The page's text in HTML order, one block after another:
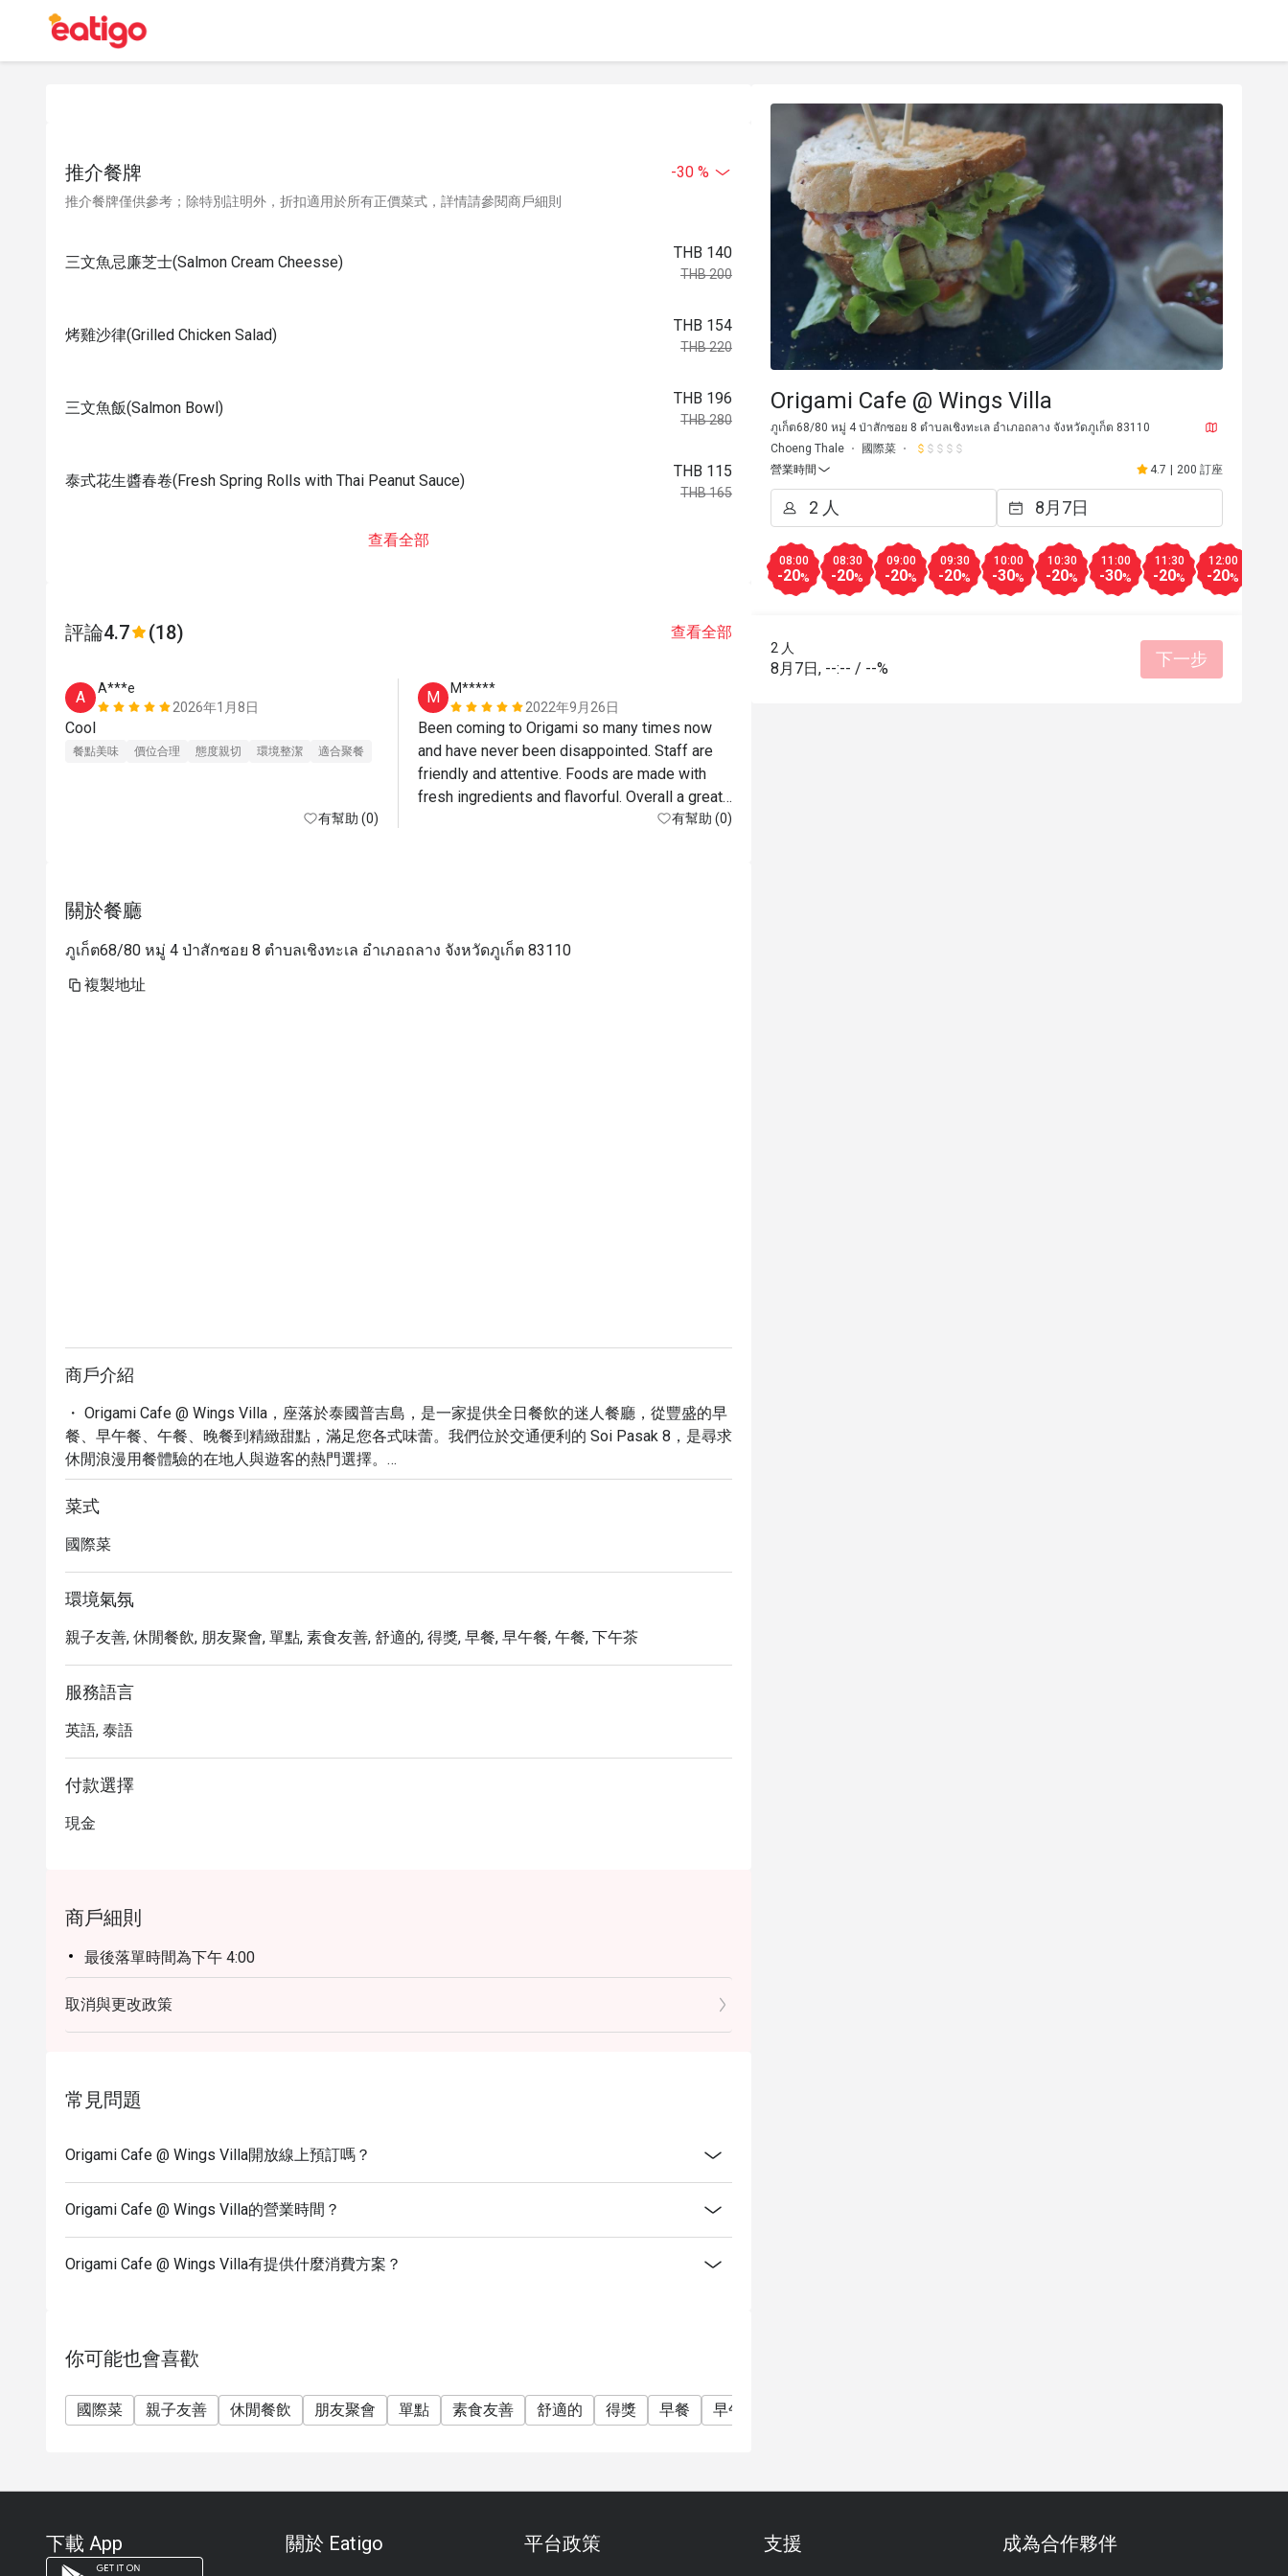
推介餐牌 -30 %
推介餐牌僅供參考；除特別註明外，折扣適用於所有正價菜式，詳情請參閱商戶細則
三文魚忌廉芝士(Salmon Cream Cheesse)
THB 140
THB 200
烤雞沙律(Grilled Chicken Salad)
THB 154
THB 220
三文魚飯(Salmon Bowl)
THB 196
THB 280
泰式花生醬春卷(Fresh Spring Rolls with Thai Peanut Sauce)
THB 115
THB 165
查看全部
評論4.7 (18) 查看全部
A
A***e
2026年1月8日
Cool
餐點美味 價位合理 態度親切 環境整潔 適合聚餐
有幫助 (0)
M
M*****
2022年9月26日
Been coming to Origami so many times now
and have never been disappointed. Staff are
friendly and attentive. Foods are made with
fresh ingredients and flavorful. Overall a great
place to sit back and relax. Thank you :)有幫助 (0)
關於餐廳
ภูเก็ต68/80 หมู่ 4 ป่าสักซอย 8 ตำบลเชิงทะเล อำเภอถลาง จังหวัดภูเก็ต 83110
複製地址
商戶介紹
・ Origami Cafe @ Wings Villa，座落於泰國普吉島，是一家提供全日餐飲的迷人餐廳，從豐盛的早
餐、早午餐、午餐、晚餐到精緻甜點，滿足您各式味蕾。我們位於交通便利的 Soi Pasak 8，是尋求
休閒浪漫用餐體驗的在地人與遊客的熱門選擇。
・ 網友好評高達 4.6 星，Origami Cafe 以其舒適、新潮的休閒浪漫氛圍聞名，無論是獨自用餐或與
親友同行，都能在此享受愉悅時光。菜單涵蓋有機餐點、小菜、各式咖啡與酒飲，特別推薦您品嚐
・ 透過 Eatigo 預訂 Origami Cafe，您可以獨享高達 5 折的超值優惠，享受頂級美食同時聰明省錢。
菜式
國際菜
環境氣氛
親子友善, 休閒餐飲, 朋友聚會, 單點, 素食友善, 舒適的, 得獎, 早餐, 早午餐, 午餐, 下午茶
服務語言
英語, 泰語
付款選擇
現金
商戶細則
最後落單時間為下午 4:00
取消與更改政策
常見問題
Origami Cafe @ Wings Villa開放線上預訂嗎？
Origami Cafe @ Wings Villa的營業時間？
Origami Cafe @ Wings Villa有提供什麼消費方案？
你可能也會喜歡
國際菜 親子友善 休閒餐飲 朋友聚會 單點 素食友善 舒適的 得獎 早餐 早午餐
Origami Cafe @ Wings Villa
ภูเก็ต68/80 หมู่ 4 ป่าสักซอย 8 ตำบลเชิงทะเล อำเภอถลาง จังหวัดภูเก็ต 83110
Choeng Thale
國際菜
營業時間
4.7 | 200 訂座
08:00
-20%
08:30
-20%
09:00
-20%
09:30
-20%
10:00
-30%
10:30
-20%
11:00
-30%
11:30
-20%
12:00
-20%
2 人
8月7日, --:-- / --% 下一步
下載 App 關於 Eatigo 平台政策 支援 成為合作夥伴